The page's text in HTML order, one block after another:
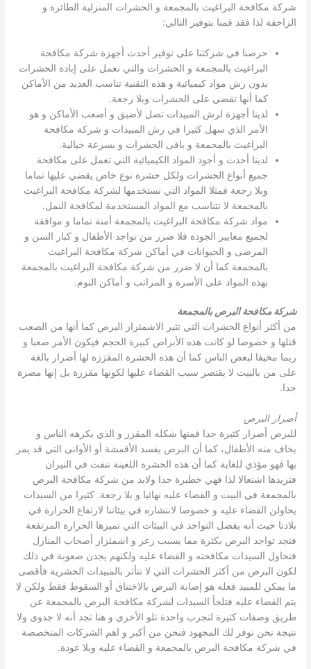
شركة مكافحة البراغيث بالمجمعة و الحشرات المنزلية الطائرة و
الزاحفة لذا فقد قمنا بتوفير التالي:
حرصنا في شركتنا على توفير أحدث أجهزة شركة مكافحة
البراغيث بالمجمعة و الحشرات والتي تعمل على إبادة الحشرات
بدون رش مواد كيميائية و هذه التقنية تناسب العديد من الأماكن
كما أنها تقضي على الحشرات وبلا رجعة.
لدينا أجهزة لرش المبيدات تصل لأضيق و أصعب الأماكن و هو
الأمر الذي سهل كثيرا في رش المبيدات و شركة مكافحة
البراغيث بالمجمعة و باقى الحشرات و بسرعة خيالية.
لدينا أحدث و أجود المواد الكيميائية التي تعمل على مكافحة
جميع أنواع الحشرات ولكل حشرة نوع خاص يقضي عليها تماما
وبلا رجعة فمثلا المواد التي نستخدمها لشركة مكافحة البراغيث
بالمجمعة لا تتناسب مع المواد المستخدمة لمكافحة النمل.
مواد شركة مكافحة البراغيث بالمجمعة أمنة تماما و موافقة
لجميع معايير الجودة فلا ضرر من تواجد الأطفال و كبار السن و
المرضى و الحيوانات في أماكن شركة مكافحة البراغيث
بالمجمعة كما أن لا ضرر من شركة مكافحة البراغيث بالمجمعة
بهذه المواد على الأسرة و المراتب و أماكن النوم.
شركة مكافحة البرص بالمجمعة
من أكثر أنواع الحشرات التي تثير الاشمئزاز البرص كما أنها من الصعب
قتلها و خصوصا لو كانت هذه الأبراص كبيرة الحجم فيكون الأمر صعبا و
ربما مخيفا لبعض الناس كما أن هذه الحشرة المقززة لها أضرار بالغة
على من بالبيت لا يقتصر سبب القضاء عليها لكونها مقززة بل إنها مضرة
جدا.
أضرار البرص
للبرص أضرار كثيرة جدا فمنها شكله المقزز و الذي يكرهه الناس و
يخاف منه الأطفال، كما أن البرص يفسد الأقمشة أو الأوانى التي قد يمر
بها فهو مؤذي للغاية كما أن هذه الحشرة اللعينة تنفث في النيران
فتزيدها اشتعالا لذا فهي خطيرة جدا ولابد من شركة مكافحة البرص
بالمجمعة في البيت و القضاء عليه نهائيا و بلا رجعة. كثيرا من السيدات
يحاولن القضاء عليه و خصوصا لانتشاره في بيئاتنا لارتفاع الحرارة في
بلادنا حيث أنه يفضل التواجد في البيئات التي تميزها الحرارة المرتفعة
فنجد تواجد البرص بكثرة مما يسبب زعر و اشمئزاز أصحاب المنازل
فتحاول السيدات مكافحته و القضاء عليه ولكنهم يجدن صعوبة في ذلك
لكون البرص من أكثر الحشرات التي لا تتأثر بالمبيدات الحشرية فأقصى
ما يمكن للمبيد فعله هو إصابة البرص بالاختناق أو السقوط فقط ولكن لا
يتم القضاء عليه فتلجأ السيدات لشركة مكافحة البرص بالمجمعة عن
طريق وصفات كثيرة لتجرب واحدة تلو الأخرى و هنا تجد أنه لا جدوى ولا
نتيجة نحن نوفر لك المجهود فنحن من أكبر و اهم الشركات المتخصصة
في شركة مكافحة البرص بالمجمعة و القضاء عليه وبلا عودة.